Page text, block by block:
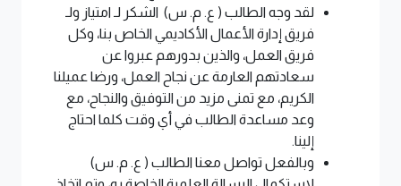
لقد وجه الطالب ( ع. م. س) الشكر لـ امتياز ولـ
فريق إدارة الأعمال الأكاديمي الخاص بنا، وكل
فريق العمل، والذين بدورهم عبروا عن
سعادتهم العارمة عن نجاح العمل، ورضا عميلنا
الكريم، مع تمنى مزيد من التوفيق والنجاح، مع
وعد مساعدة الطالب في أي وقت كلما احتاج
إلينا.
وبالفعل تواصل معنا الطالب ( ع. م. س)